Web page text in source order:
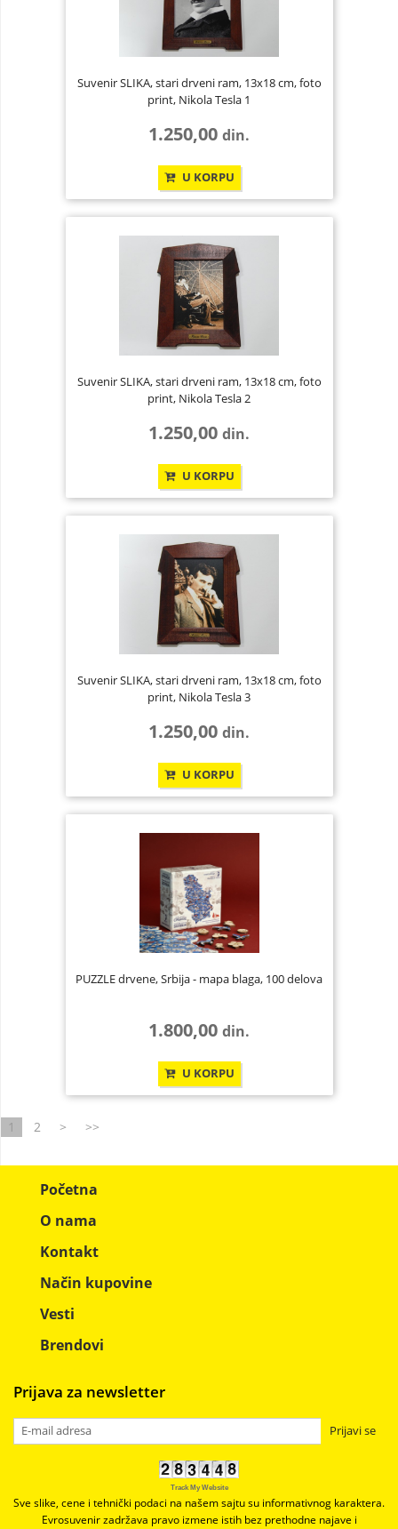
Suvenir SLIKA, stari drveni ram, 13x18 cm, foto
print, Nikola Tesla 1
1.250,00din.
U KORPU
Suvenir SLIKA, stari drveni ram, 13x18 cm, foto
print, Nikola Tesla 2
1.250,00din.
U KORPU
Suvenir SLIKA, stari drveni ram, 13x18 cm, foto
print, Nikola Tesla 3
1.250,00din.
U KORPU
PUZZLE drvene, Srbija - mapa blaga, 100 delova
1.800,00din.
U KORPU
1 2 > >>
Početna
O nama
Kontakt
Način kupovine
Vesti
Brendovi
Prijava za newsletter
Prijavi se
Track My Website
Sve slike, cene i tehnički podaci na našem sajtu su informativnog karaktera.
Evrosuvenir zadržava pravo izmene istih bez prethodne najave i